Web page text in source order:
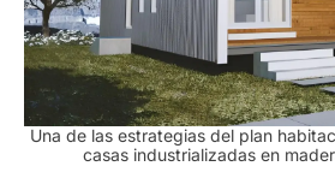
Una de las estrategias del plan
casas industrializadas en